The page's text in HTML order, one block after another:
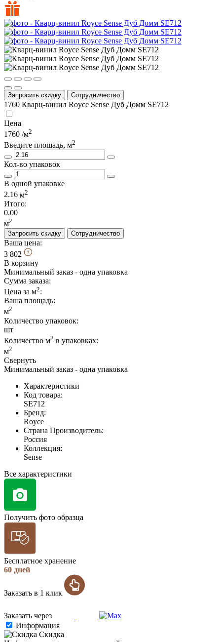
Запросить скидку Сотрудничество
1760 Кварц-винил Royce Sense Дуб Домм SE712
Цена
1760 /м2
Введите площадь, м2
Кол-во упаковок
В одной упаковке
2.16 м2
Итого:
0.00
м2
Запросить скидку
Сотрудничество
Ваша цена:
3 802
В корзину
Минимальный заказ - одна упаковка
Сумма заказа:
Цена за м2:
Ваша площадь:
м2
Количество упаковок:
шт
Количество м2 в упаковках:
м2
Свернуть
Минимальный заказ - одна упаковка
Характеристики
Код товара:
SE712
Бренд:
Royce
Страна Производитель:
Россия
Коллекция:
Sense
Все характеристики
Получить фото образца
Бесплатное хранение
60 дней
Заказать в 1 клик
Заказать через
Информация
Скидка